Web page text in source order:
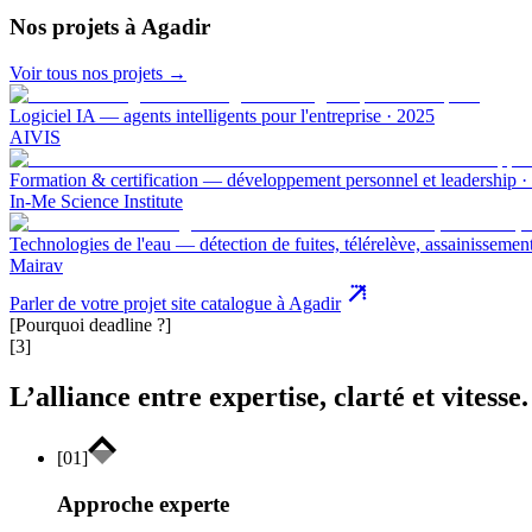
Nos projets à Agadir
Voir tous nos projets →
Logiciel IA — agents intelligents pour l'entreprise · 2025
AIVIS
Formation & certification — développement personnel et leadership ·
In-Me Science Institute
Technologies de l'eau — détection de fuites, télérelève,
Mairav
Parler de votre projet site catalogue à Agadir
[Pourquoi deadline ?]
[3]
L’alliance entre expertise, clarté et vitesse.
[01]
Approche experte